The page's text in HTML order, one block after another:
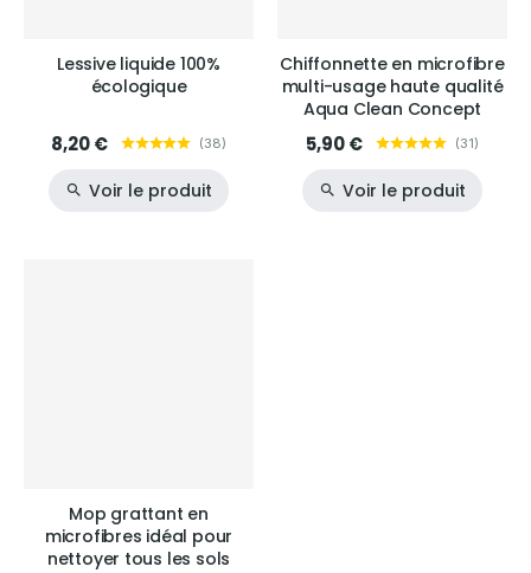
Lessive liquide 100%
écologique
8,20 € (38)
Voir le produit
Chiffonnette en microfibre
multi-usage haute qualité
Aqua Clean Concept
5,90 € (31)
Voir le produit
Mop grattant en
microfibres idéal pour
nettoyer tous les sols